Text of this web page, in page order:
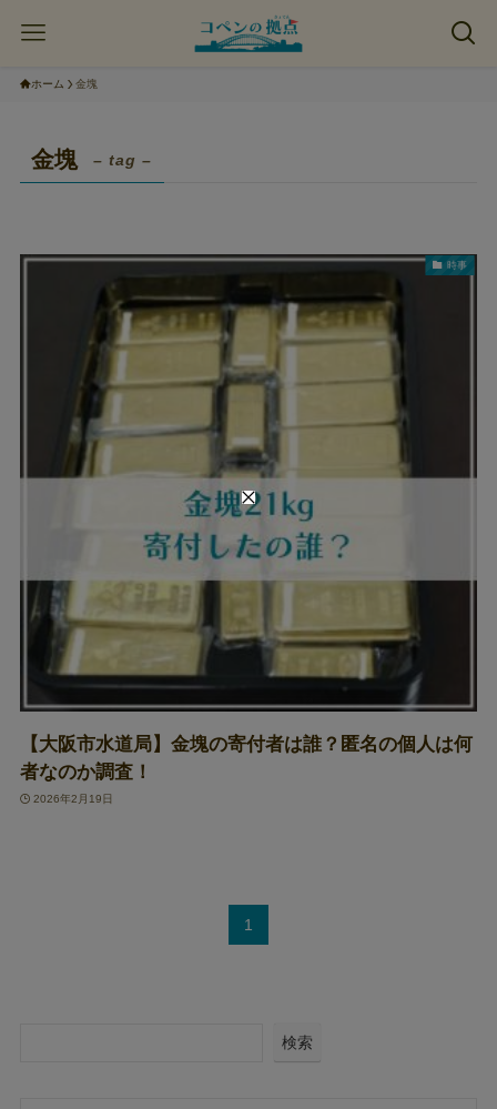
ホーム 金塊
金塊 – tag –
時事
【大阪市水道局】金塊の寄付者は誰？匿名の個人は何
者なのか調査！
2026年2月19日
1
検索